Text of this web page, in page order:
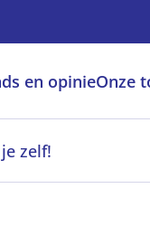
en opinieOnze
zelf!